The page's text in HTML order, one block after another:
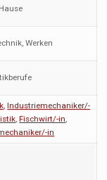
Werken
,Industriemechaniker/-
,Fischwirt/-in,
in